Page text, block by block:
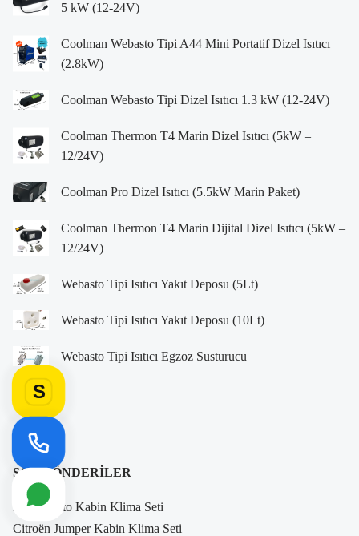
5 kW (12-24V)
Coolman Webasto Tipi A44 Mini Portatif Dizel Isıtıcı
(2.8kW)
Coolman Webasto Tipi Dizel Isıtıcı 1.3 kW (12-24V)
Coolman Thermon T4 Marin Dizel Isıtıcı (5kW –
12/24V)
Coolman Pro Dizel Isıtıcı (5.5kW Marin Paket)
Coolman Thermon T4 Marin Dijital Dizel Isıtıcı (5kW –
12/24V)
Webasto Tipi Isıtıcı Yakıt Deposu (5Lt)
Webasto Tipi Isıtıcı Yakıt Deposu (10Lt)
Webasto Tipi Isıtıcı Egzoz Susturucu
SON GÖNDERILER
Fiat Ducato Kabin Klima Seti
Citroën Jumper Kabin Klima Seti
S